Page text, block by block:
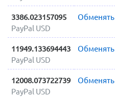
3386.023157095
PayPal USD
Обменять
11949.133694443
PayPal USD
Обменять
12008.073722739
PayPal USD
Обменять